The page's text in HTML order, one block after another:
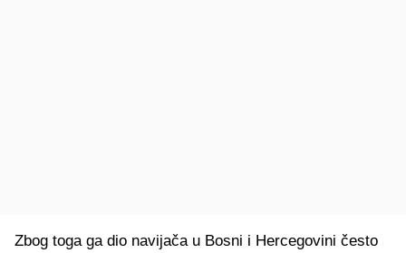
Zbog toga ga dio navijača u Bosni i Hercegovini često